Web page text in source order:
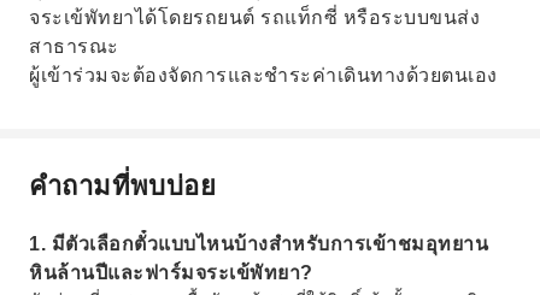
จระเข้พัทยาได้โดยรถยนต์ รถแท็กซี่ หรือระบบขนส่ง
สาธารณะ
ผู้เข้าร่วมจะต้องจัดการและชำระค่าเดินทางด้วยตนเอง
คำถามที่พบบ่อย
1. มีตัวเลือกตั๋วแบบไหนบ้างสำหรับการเข้าชมอุทยาน
หินล้านปีและฟาร์มจระเข้พัทยา?